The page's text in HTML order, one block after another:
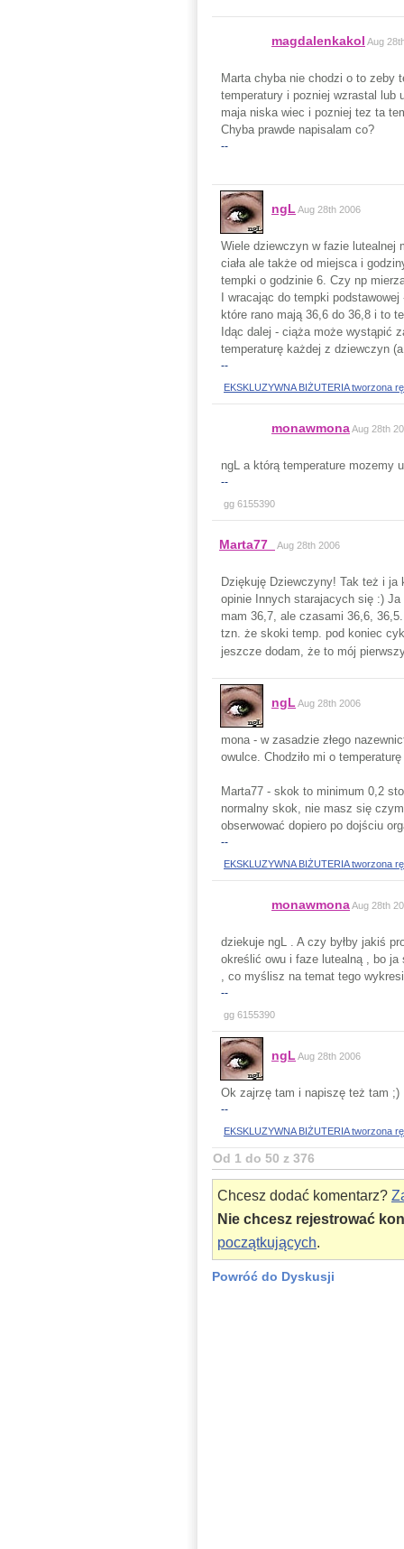
magdalenkakol Aug
Marta chyba nie chodzi o to zeby
temperatury i pozniej wzrastal lub
maja niska wiec i pozniej tez ta
Chyba prawde napisalam co?
--
ngL Aug 28th 2006
Wiele dziewczyn w fazie lutealnej
ciała ale także od miejsca i
tempki o godzinie 6. Czy np
I wracając do tempki
które rano mają 36,6 do 36,8 i to
Idąc dalej - ciąża może wystąpić
temperaturę każdej z dziewczyn
--
EKSKLUZYWNA BIŻUTERIA tworzona
monawmonaAug 28th
ngL a którą temperature mozemy
--
gg 6155390
Marta77_ Aug 28th 2006
Dziękuję Dziewczyny! Tak też i ja
opinie Innych starajacych się :)
mam 36,7, ale czasami 36,6,
tzn. że skoki temp. pod koniec
jeszcze dodam, że to mój
ngL Aug 28th 2006
mona - w zasadzie złego
owulce. Chodziło mi o
Marta77 - skok to minimum 0,2
normalny skok, nie masz się
obserwować dopiero po dojściu
--
EKSKLUZYWNA BIŻUTERIA tworzona
monawmonaAug 28th
dziekuje ngL . A czy byłby jakiś
określić owu i faze lutealną , bo ja
, co myślisz na temat tego
--
gg 6155390
ngL Aug 28th 2006
Ok zajrzę tam i napiszę też tam ;)
--
EKSKLUZYWNA BIŻUTERIA tworzona
Od 1 do 50 z 376
Chcesz dodać komentarz?
Nie chcesz rejestrować
początkujących.
Powróć do Dyskusji